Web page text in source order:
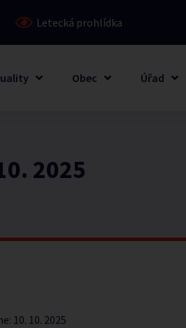
Letecká prohlídka
Obec Úřad
2025
10. 10. 2025